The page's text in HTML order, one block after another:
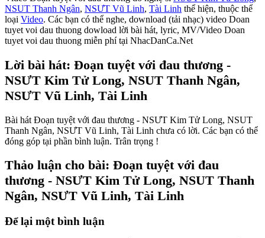
NSUT Thanh Ngân, NSƯT Vũ Linh, Tài Linh thể hiện, thuộc thể
loại Video. Các bạn có thể nghe, download (tải nhạc) video Doan
tuyet voi dau thuong dowload lời bài hát, lyric, MV/Video Doan
tuyet voi dau thuong miễn phí tại NhacDanCa.Net
Lời bài hát: Đoạn tuyệt với đau thương -
NSƯT Kim Tử Long, NSUT Thanh Ngân,
NSƯT Vũ Linh, Tài Linh
Bài hát Đoạn tuyệt với đau thương - NSƯT Kim Tử Long, NSUT
Thanh Ngân, NSƯT Vũ Linh, Tài Linh chưa có lời. Các bạn có thể
đóng góp tại phần bình luận. Trân trọng !
Thảo luận cho bài: Đoạn tuyệt với đau
thương - NSƯT Kim Tử Long, NSUT Thanh
Ngân, NSƯT Vũ Linh, Tài Linh
Để lại một bình luận